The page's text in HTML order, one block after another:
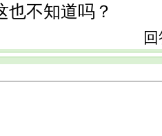
也不知道吗？